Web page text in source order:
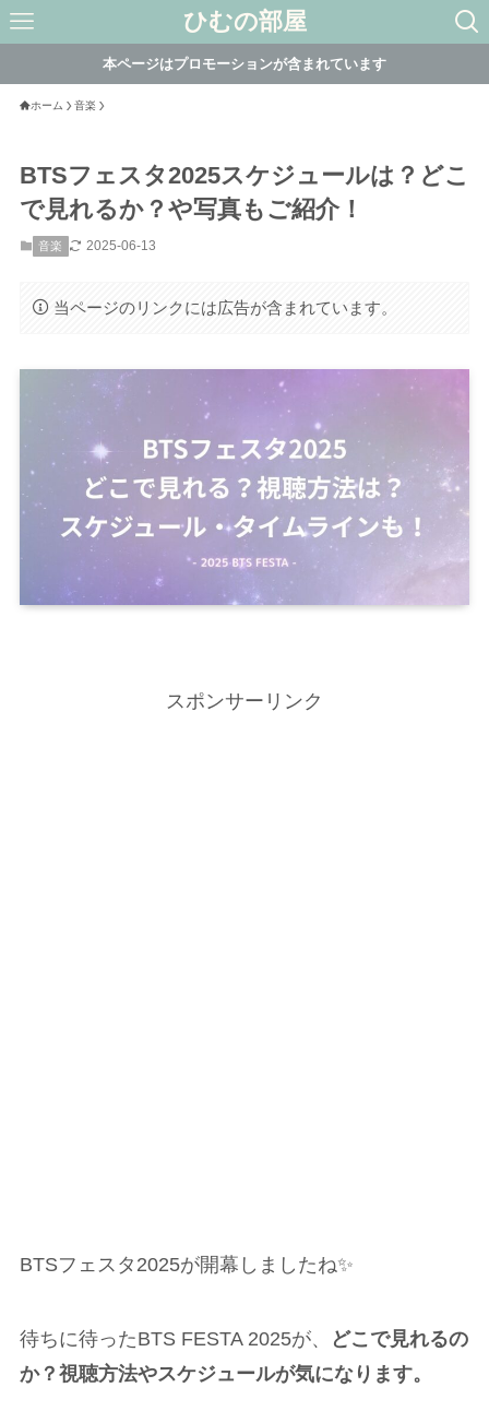
ひむの部屋
本ページはプロモーションが含まれています
ホーム 音楽
BTSフェスタ2025スケジュールは？どこ
で見れるか？や写真もご紹介！
音楽 2025-06-13
当ページのリンクには広告が含まれています。
スポンサーリンク
BTSフェスタ2025が開幕しましたね✨
待ちに待ったBTS FESTA 2025が、
どこで見れるの
か？視聴方法やスケジュールが気になります。